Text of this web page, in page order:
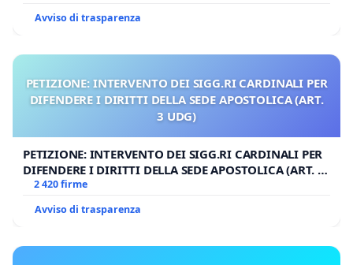
Avviso di trasparenza
PETIZIONE: INTERVENTO DEI SIGG.RI CARDINALI PER
DIFENDERE I DIRITTI DELLA SEDE APOSTOLICA (ART.
3 UDG)
PETIZIONE: INTERVENTO DEI SIGG.RI CARDINALI PER
DIFENDERE I DIRITTI DELLA SEDE APOSTOLICA (ART. 3
UDG)
2 420 firme
Avviso di trasparenza